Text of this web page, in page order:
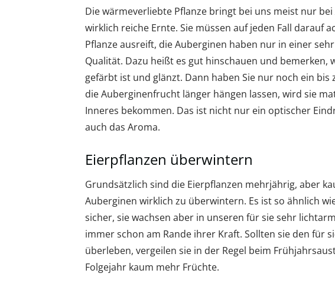
Die wärmeverliebte Pflanze bringt bei uns meist nur
wirklich reiche Ernte. Sie müssen auf jeden Fall darauf
Pflanze ausreift, die Auberginen haben nur in einer
Qualität. Dazu heißt es gut hinschauen und bemerken,
gefärbt ist und glänzt. Dann haben Sie nur noch ein bis
die Auberginenfrucht länger hängen lassen, wird sie
Inneres bekommen. Das ist nicht nur ein optischer
auch das Aroma.
Eierpflanzen überwintern
Grundsätzlich sind die Eierpflanzen mehrjährig, aber
Auberginen wirklich zu überwintern. Es ist so ähnlich
sicher, sie wachsen aber in unseren für sie sehr
immer schon am Rande ihrer Kraft. Sollten sie den für
überleben, vergeilen sie in der Regel beim
Folgejahr kaum mehr Früchte.